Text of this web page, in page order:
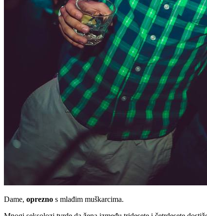
Dame, oprezno s mlađim muškarcima.